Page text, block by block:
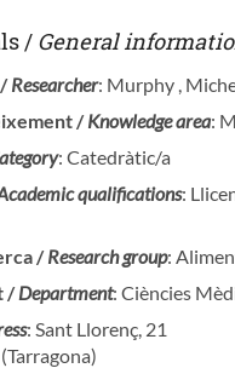
/ General
Researcher: Murphy ,
/Knowledge area:
: Catedràtic/a
qualifications:
/Research group:
/Department: Ciències
: Sant Llorenç, 21